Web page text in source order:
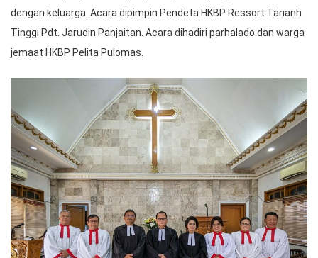
dengan keluarga. Acara dipimpin Pendeta HKBP Ressort Tananh
Tinggi Pdt. Jarudin Panjaitan. Acara dihadiri parhalado dan warga
jemaat HKBP Pelita Pulomas.